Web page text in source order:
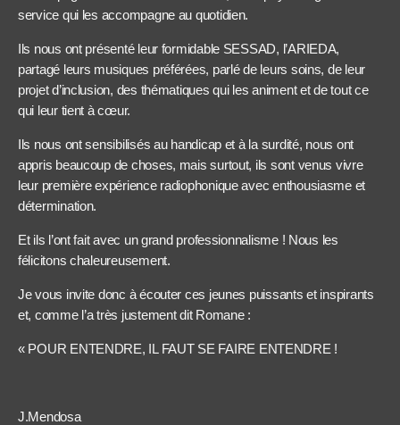
service qui les accompagne au quotidien.
Ils nous ont présenté leur formidable SESSAD, l’ARIEDA,
partagé leurs musiques préférées, parlé de leurs soins, de leur
projet d’inclusion, des thématiques qui les animent et de tout ce
qui leur tient à cœur.
Ils nous ont sensibilisés au handicap et à la surdité, nous ont
appris beaucoup de choses, mais surtout, ils sont venus vivre
leur première expérience radiophonique avec enthousiasme et
détermination.
Et ils l’ont fait avec un grand professionnalisme ! Nous les
félicitons chaleureusement.
Je vous invite donc à écouter ces jeunes puissants et inspirants
et, comme l’a très justement dit Romane :
« POUR ENTENDRE, IL FAUT SE FAIRE ENTENDRE !
J.Mendosa